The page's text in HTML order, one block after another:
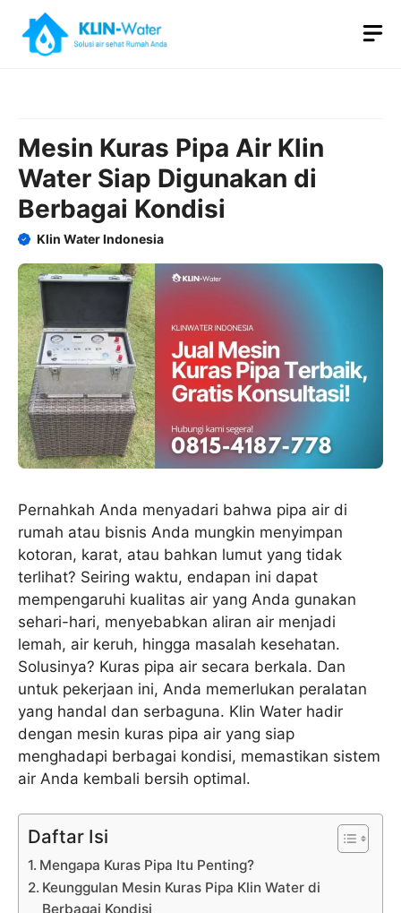
content
Mesin Kuras Pipa Air Klin
Water Siap Digunakan di
Berbagai Kondisi
Klin Water Indonesia
Pernahkah Anda menyadari bahwa pipa air di
rumah atau bisnis Anda mungkin menyimpan
kotoran, karat, atau bahkan lumut yang tidak
terlihat? Seiring waktu, endapan ini dapat
mempengaruhi kualitas air yang Anda gunakan
sehari-hari, menyebabkan aliran air menjadi
lemah, air keruh, hingga masalah kesehatan.
Solusinya? Kuras pipa air secara berkala. Dan
untuk pekerjaan ini, Anda memerlukan peralatan
yang handal dan serbaguna. Klin Water hadir
dengan mesin kuras pipa air yang siap
menghadapi berbagai kondisi, memastikan sistem
air Anda kembali bersih optimal.
Daftar Isi
Mengapa Kuras Pipa Itu Penting?
Keunggulan Mesin Kuras Pipa Klin Water di
Berbagai Kondisi